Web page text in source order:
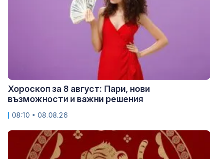
Хороскоп за 8 август: Пари, нови
възможности и важни решения
08:10 • 08.08.26